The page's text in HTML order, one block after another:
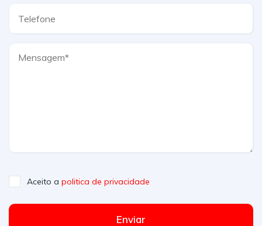
Aceito a politica de privacidade
Enviar